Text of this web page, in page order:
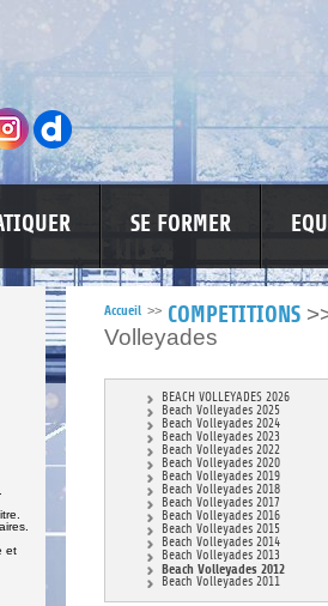
SE FORMER
et
LUTTE CONTRE LES VIOLENCES
Accueil >> COMPETITIONS
Volleyades
BEACH VOLLEYADES 2026
Beach Volleyades 2025
Beach Volleyades 2024
Beach Volleyades 2023
Beach Volleyades 2022
Beach Volleyades 2020
Beach Volleyades 2019
Beach Volleyades 2018
Beach Volleyades 2017
Beach Volleyades 2016
Beach Volleyades 2015
Beach Volleyades 2014
Beach Volleyades 2013
Beach Volleyades 2012
Beach Volleyades 2011